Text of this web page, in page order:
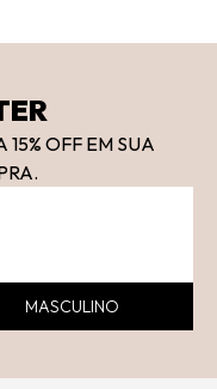
15% OFF EM SUA
MASCULINO